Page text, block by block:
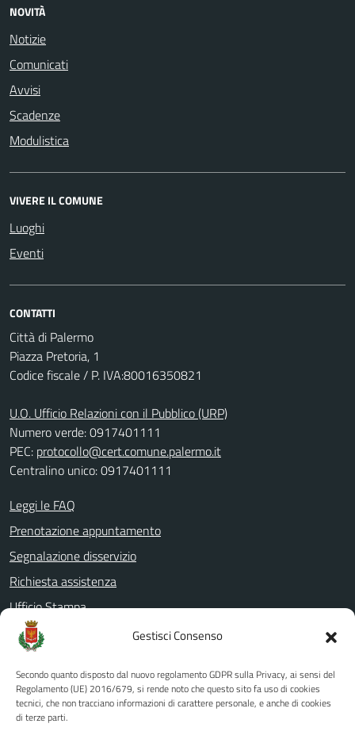
Gestisci Consenso
Secondo quanto disposto dal nuovo regolamento GDPR sulla Privacy, ai sensi del
Regolamento (UE) 2016/679, si rende noto che questo sito fa uso di cookies
tecnici, che non tracciano informazioni di carattere personale, e anche di cookies
di terze parti.
NOVITÀ
Notizie
Comunicati
Avvisi
Scadenze
Modulistica
VIVERE IL COMUNE
Luoghi
Eventi
CONTATTI
Città di Palermo
Piazza Pretoria, 1
Codice fiscale / P. IVA:80016350821
U.O. Ufficio Relazioni con il Pubblico (URP)
Numero verde: 0917401111
PEC: protocollo@cert.comune.palermo.it
Centralino unico: 0917401111
Leggi le FAQ
Prenotazione appuntamento
Segnalazione disservizio
Richiesta assistenza
Ufficio Stampa
Amministrazione Trasparente
Albo pretorio
Informativa privacy
Note legali